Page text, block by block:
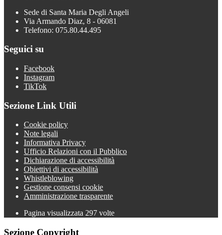
Sede di Santa Maria Degli Angeli
Via Armando Diaz, 8 - 06081
Telefono: 075.80.44.495
Seguici su
Facebook
Instagram
TikTok
Sezione Link Utili
Cookie policy
Note legali
Informativa Privacy
Ufficio Relazioni con il Pubblico
Dichiarazione di accessibilità
Obiettivi di accessibilità
Whistleblowing
Gestione consensi cookie
Amministrazione trasparente
Pagina visualizzata 297 volte
Sezione Copyright